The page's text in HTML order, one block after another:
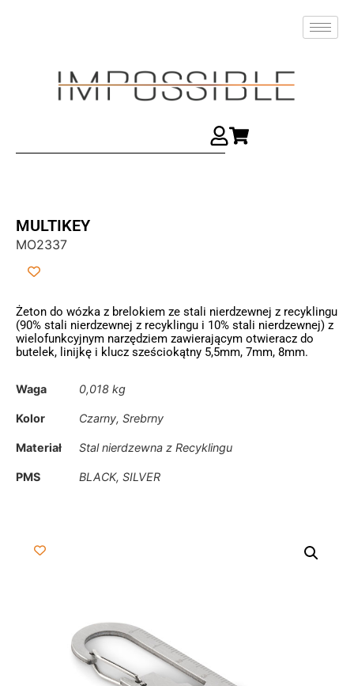
MULTIKEY
MO2337
Żeton do wózka z brelokiem ze stali nierdzewnej z recyklingu
(90% stali nierdzewnej z recyklingu i 10% stali nierdzewnej) z
wielofunkcyjnym narzędziem zawierającym otwieracz do
butelek, linijkę i klucz sześciokątny 5,5mm, 7mm, 8mm.
Waga 0,018 kg
Kolor Czarny, Srebrny
Materiał Stal nierdzewna z Recyklingu
PMS BLACK, SILVER